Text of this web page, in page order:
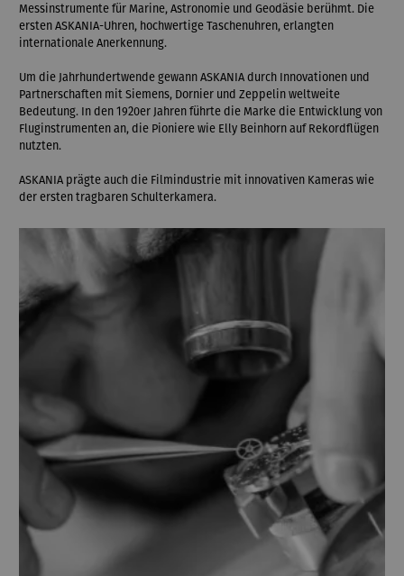
Messinstrumente für Marine, Astronomie und Geodäsie berühmt. Die
ersten ASKANIA-Uhren, hochwertige Taschenuhren, erlangten
internationale Anerkennung.
Um die Jahrhundertwende gewann ASKANIA durch Innovationen und
Partnerschaften mit Siemens, Dornier und Zeppelin weltweite
Bedeutung. In den 1920er Jahren führte die Marke die Entwicklung von
Fluginstrumenten an, die Pioniere wie Elly Beinhorn auf Rekordflügen
nutzten.
ASKANIA prägte auch die Filmindustrie mit innovativen Kameras wie
der ersten tragbaren Schulterkamera.